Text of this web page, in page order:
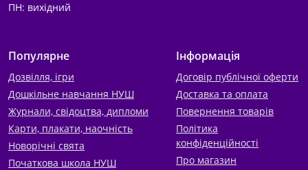
ПН: вихідний
Популярне
Дозвілля, ігри
Дошкільне навчання НУШ
Журнали, свідоцтва, дипломи
Карти, плакати, наочність
Новорічні свята
Початкова школа НУШ
Інформація
Договір публічної оферти
Доставка та оплата
Повернення товарів
Політика
конфіденційності
Про магазин